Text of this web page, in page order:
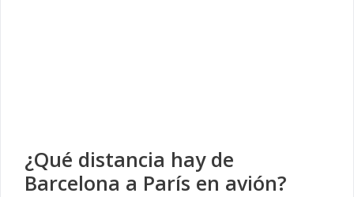
¿Qué distancia hay de
Barcelona a París en avión?